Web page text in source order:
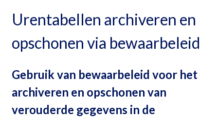
Urentabellen archiveren en
opschonen via bewaarbeleid
Gebruik van bewaarbeleid voor het
archiveren en opschonen van
verouderde gegevens in de